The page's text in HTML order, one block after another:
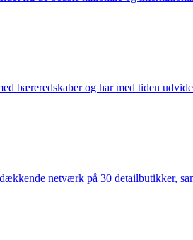
bæreredskaber og har med tiden
netværk på 30 detailbutikker,